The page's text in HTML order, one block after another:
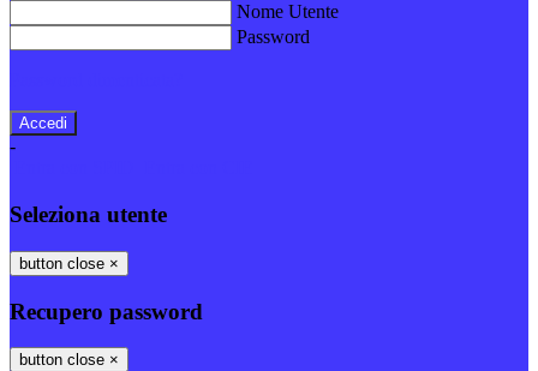
Nome Utente
Password
-
Seleziona utente
button close ×
Recupero password
button close ×